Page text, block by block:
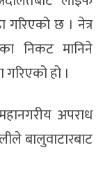
गरिएको छ । नेत्र
निकट मानिने
हो ।
अपराध
बालुवाटारबाट